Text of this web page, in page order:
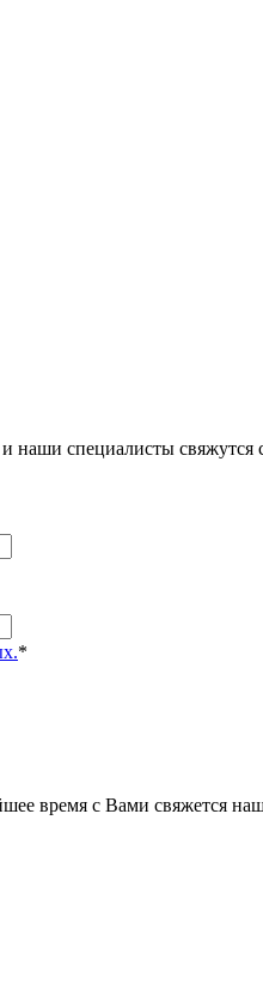
наши специалисты
*
время с Вами свяжется